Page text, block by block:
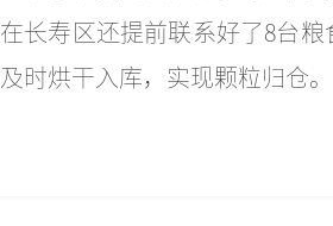
在长寿区还提前联系好了8台
及时烘干入库，实现颗粒归仓